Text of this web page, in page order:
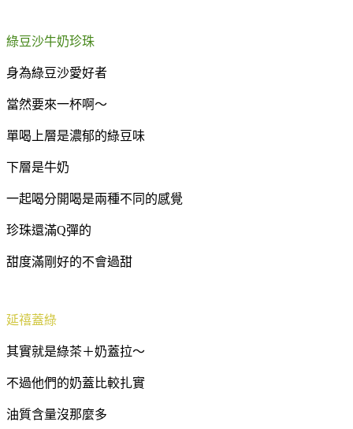
綠豆沙牛奶珍珠
身為綠豆沙愛好者
當然要來一杯啊～
單喝上層是濃郁的綠豆味
下層是牛奶
一起喝分開喝是兩種不同的感覺
珍珠還滿Q彈的
甜度滿剛好的不會過甜
延禧蓋綠
其實就是綠茶＋奶蓋拉～
不過他們的奶蓋比較扎實
油質含量沒那麼多